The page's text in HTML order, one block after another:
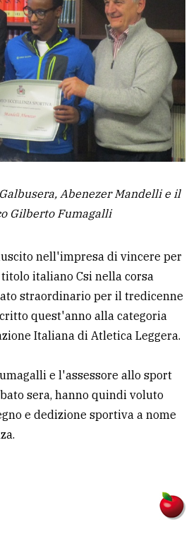
Abenezer Mandelli e il
Gilberto Fumagalli
nell'impresa di vincere per
italiano Csi nella corsa
straordinario per il tredicenne
quest'anno alla categoria
Italiana di Atletica Leggera.
e l'assessore allo sport
sera, hanno quindi voluto
e dedizione sportiva a nome